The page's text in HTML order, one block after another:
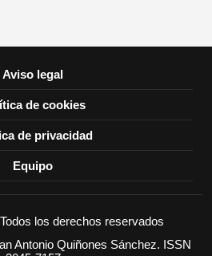
Aviso legal
de cookies
de privacidad
Equipo
los derechos reservados
Antonio Quiñones Sánchez. ISSN